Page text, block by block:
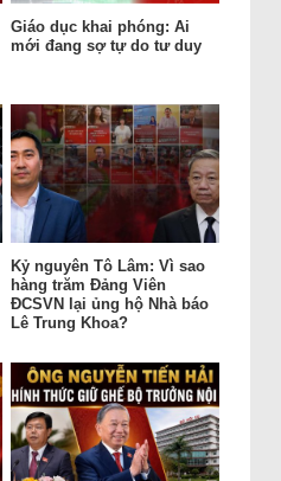
Giáo dục khai phóng: Ai
mới đang sợ tự do tư duy
Kỷ nguyên Tô Lâm: Vì sao
hàng trăm Đảng Viên
ĐCSVN lại ủng hộ Nhà báo
Lê Trung Khoa?